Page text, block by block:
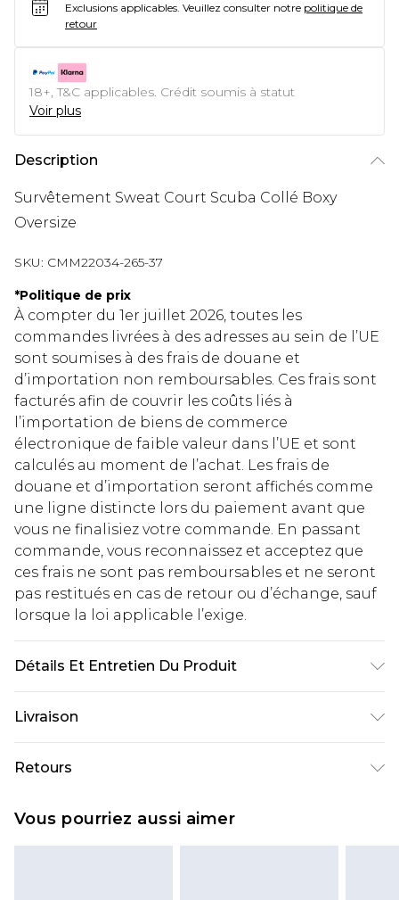
Exclusions applicables. Veuillez consulter notre politique de
retour
18+, T&C applicables. Crédit soumis à statut
Voir plus
Description
Survêtement Sweat Court Scuba Collé Boxy
Oversize
SKU: CMM22034-265-37
*Politique de prix
À compter du 1er juillet 2026, toutes les
commandes livrées à des adresses au sein de l’UE
sont soumises à des frais de douane et
d’importation non remboursables. Ces frais sont
facturés afin de couvrir les coûts liés à
l’importation de biens de commerce
électronique de faible valeur dans l’UE et sont
calculés au moment de l’achat. Les frais de
douane et d’importation seront affichés comme
une ligne distincte lors du paiement avant que
vous ne finalisiez votre commande. En passant
commande, vous reconnaissez et acceptez que
ces frais ne sont pas remboursables et ne seront
pas restitués en cas de retour ou d’échange, sauf
lorsque la loi applicable l’exige.
Détails Et Entretien Du Produit
Livraison
Livraison standard France
€2.99
Livraison express France
Retours
à compter de la réception pour nous retourner
Vous pourriez aussi aimer